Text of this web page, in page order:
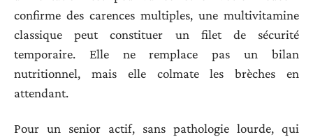
confirme des carences multiples, une multivitamine
classique peut constituer un filet de sécurité
temporaire. Elle ne remplace pas un bilan
nutritionnel, mais elle colmate les brèches en
attendant.
Pour un senior actif, sans pathologie lourde, qui